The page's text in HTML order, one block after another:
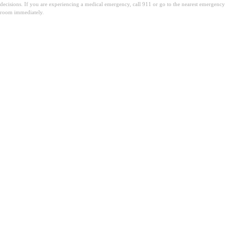
decisions. If you are experiencing a medical emergency, call 911 or go to the nearest emergency
room immediately.